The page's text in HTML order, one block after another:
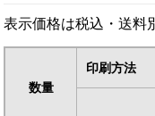
表示価格は税込・送料
数量
印刷方法